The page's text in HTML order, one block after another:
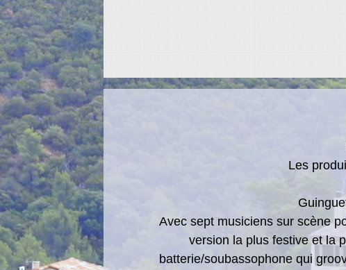
Les
Avec sept musiciens sur scène
version la plus festive et la
batterie/soubassophone qui